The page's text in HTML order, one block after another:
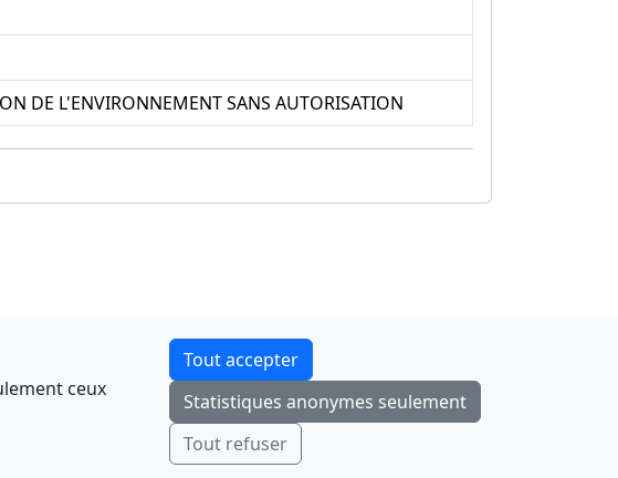
DE L'ENVIRONNEMENT SANS AUTORISATION
F-Droid·App Store·Google Play·Linux
Tchap
Code source sous licence GPL v3+
ceux
Tout accepter
Statistiques anonymes seulement
Tout refuser